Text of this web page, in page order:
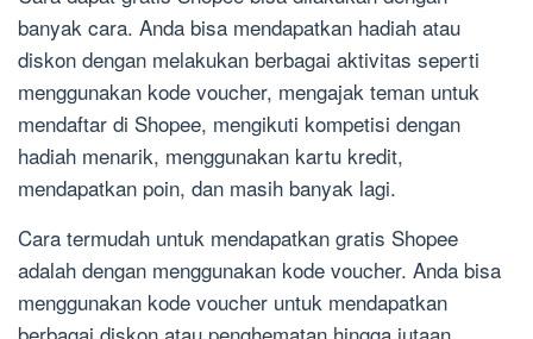
banyak cara. Anda bisa mendapatkan hadiah atau
diskon dengan melakukan berbagai aktivitas seperti
menggunakan kode voucher, mengajak teman untuk
mendaftar di Shopee, mengikuti kompetisi dengan
hadiah menarik, menggunakan kartu kredit,
mendapatkan poin, dan masih banyak lagi.
Cara termudah untuk mendapatkan gratis Shopee
adalah dengan menggunakan kode voucher. Anda bisa
menggunakan kode voucher untuk mendapatkan